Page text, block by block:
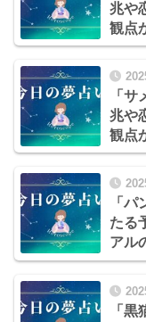
兆や
観点
「
兆や
観点
「
たる
アル
「